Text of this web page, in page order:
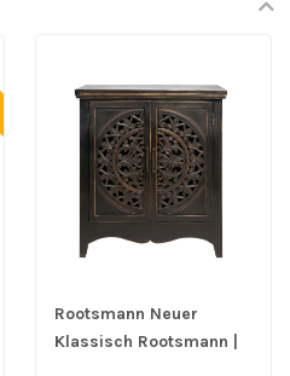
Rootsmann Neuer
Klassisch Rootsmann |